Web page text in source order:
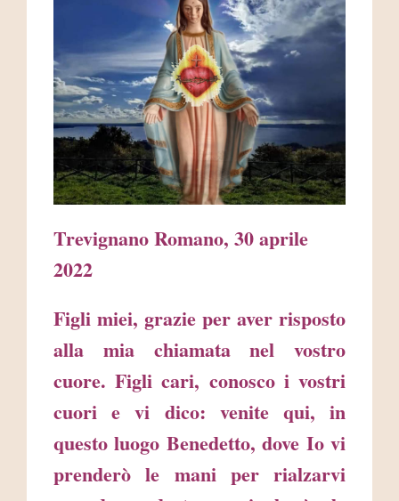
Trevignano Romano, 30 aprile
2022
Figli miei, grazie per aver risposto
alla mia chiamata nel vostro
cuore. Figli cari, conosco i vostri
cuori e vi dico: venite qui, in
questo luogo Benedetto, dove Io vi
prenderò le mani per rialzarvi